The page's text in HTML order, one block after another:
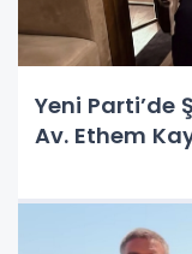
Yeni Parti’de
Av. Ethem